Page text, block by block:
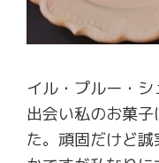
イル・プルー・
出会い私のお菓
た。頑固だけど